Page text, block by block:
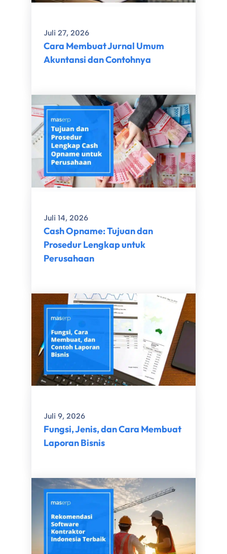
Juli 27, 2026
Cara Membuat Jurnal Umum
Akuntansi dan Contohnya
Juli 14, 2026
Cash Opname: Tujuan dan
Prosedur Lengkap untuk
Perusahaan
Juli 9, 2026
Fungsi, Jenis, dan Cara Membuat
Laporan Bisnis